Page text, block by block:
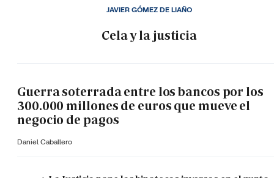
Cela y la justicia
JAVIER GÓMEZ DE LIAÑO
Guerra soterrada entre los bancos por los
300.000 millones de euros que mueve el
negocio de pagos
Daniel Caballero